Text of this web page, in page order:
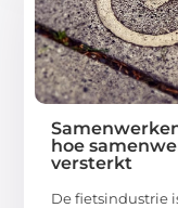
hoe
versterkt
De fietsindustrie